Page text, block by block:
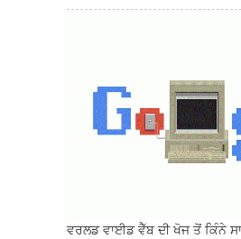
ਵਰਲਡ ਵਾਈਡ ਵੈੱਬ ਦੀ ਖੋਜ ਤੋਂ ਕਿੰਨੇ